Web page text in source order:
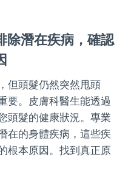
除潛在疾病，確認
但頭髮仍然突然甩頭
要。皮膚科醫生能透過
頭髮的健康狀況。專業
在的身體疾病，這些疾
根本原因。找到真正原